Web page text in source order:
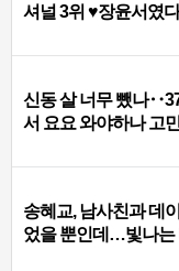
셔널 3위 ♥장윤서였다
신동 살 너무 뺐나
서 요요 와야하나 고
송혜교, 남사친과 데
었을 뿐인데…빛나는